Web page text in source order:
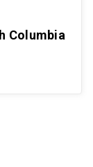
Columbia